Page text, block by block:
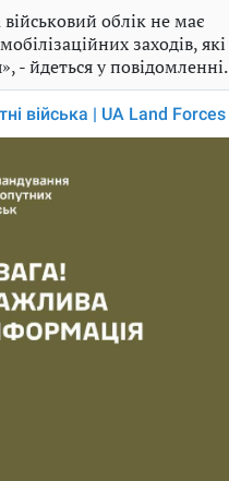
облік не має
заходів, які
- йдеться у повідомленні.